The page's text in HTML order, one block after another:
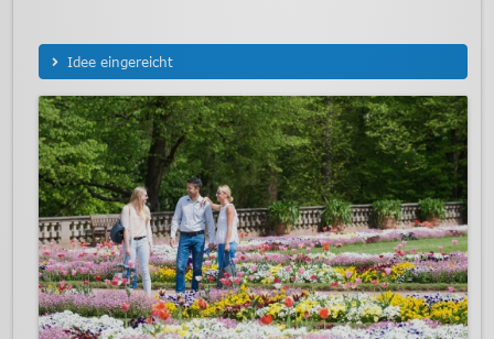
Idee eingereicht